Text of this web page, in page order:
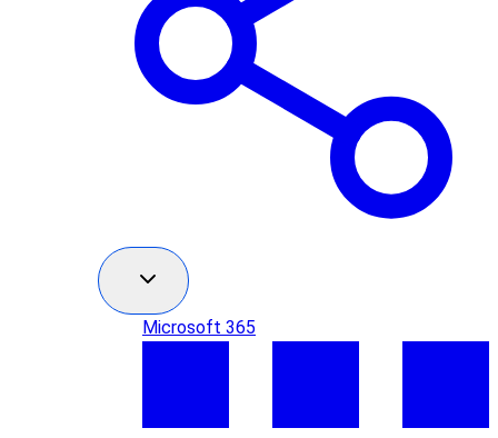
Microsoft 365